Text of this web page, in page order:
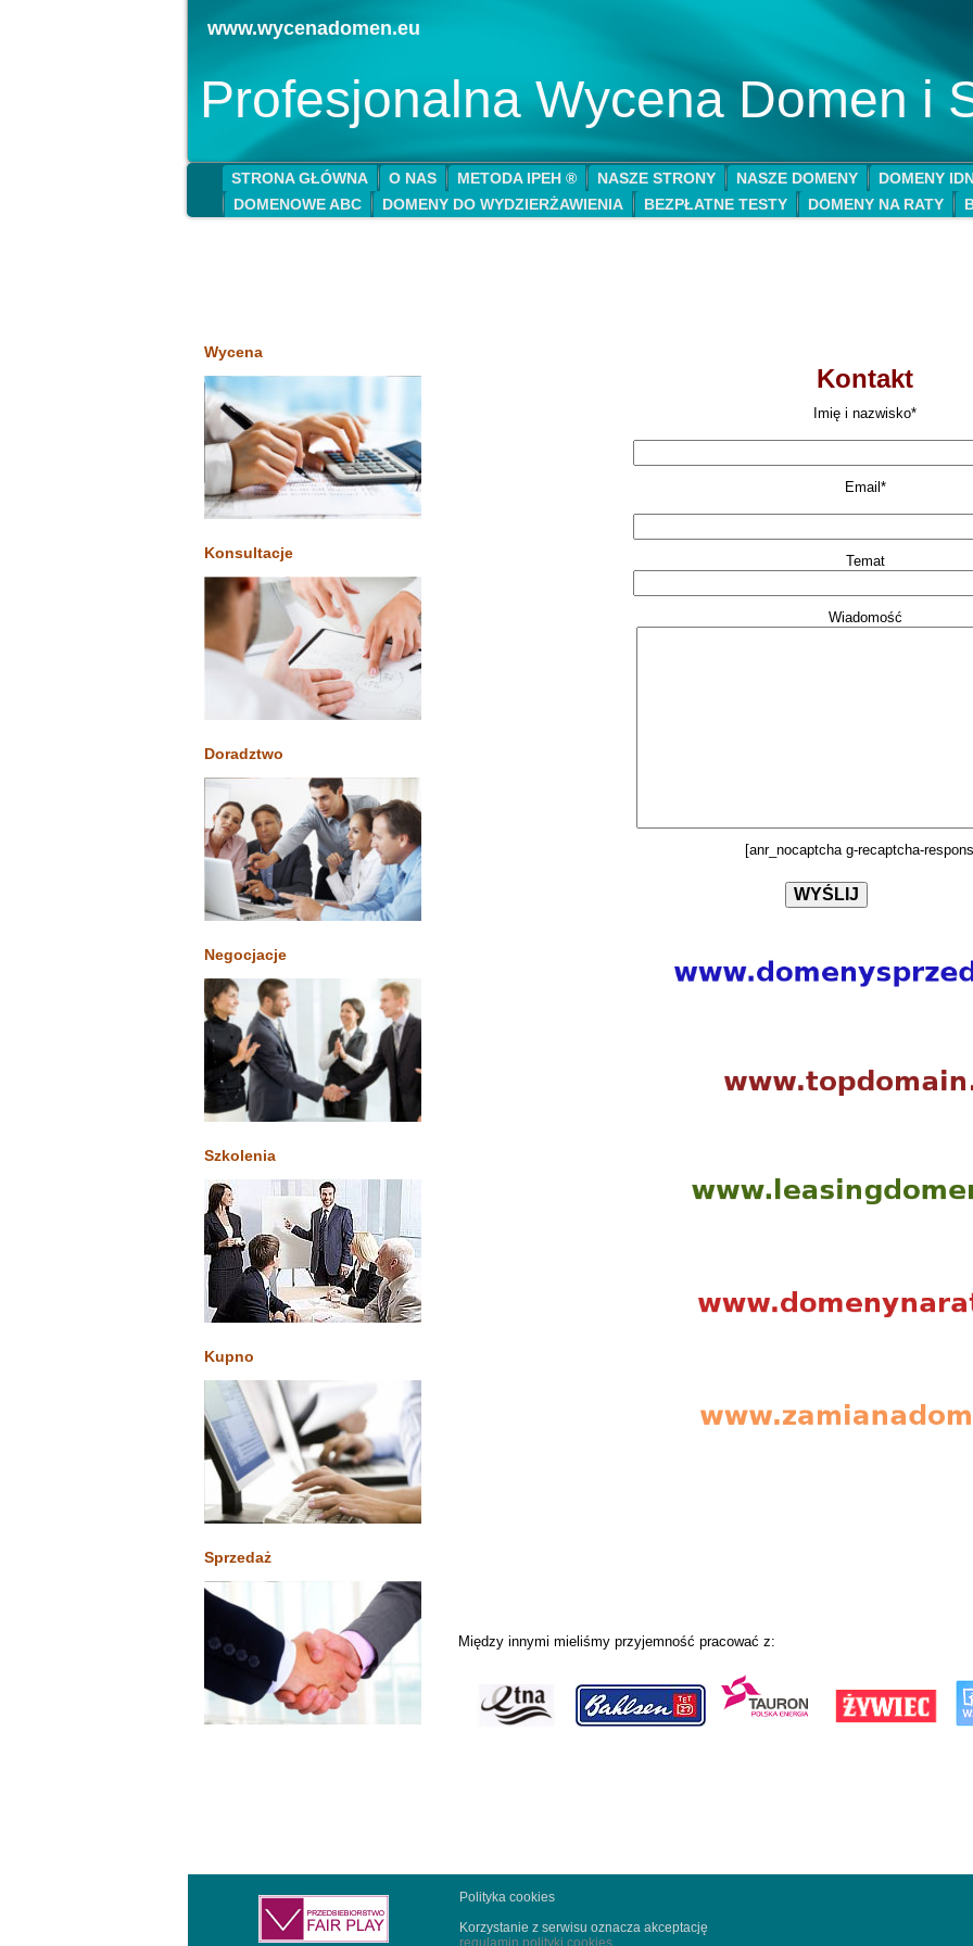
Profesjonalna Wycena Domen i
www.wycenadomen.eu
STRONA GŁÓWNA O NAS METODA IPEH ® NASZE STRONY NASZE DOMENY
DOMENY
DOMENOWE ABC
DOMENY DO WYDZIERŻAWIENIA BEZPŁATNE TESTY DOMENY NA RATY
Wycena
Konsultacje
Doradztwo
Negocjacje
Szkolenia
Kupno
Sprzedaż
Kontakt
Imię i nazwisko*
Email*
Temat
Wiadomość
[anr_nocaptcha g-recaptcha-
Między innymi mieliśmy przyjemność pracować z:
Polityka cookies
Korzystanie z serwisu oznacza akceptację
regulamin polityki cookies